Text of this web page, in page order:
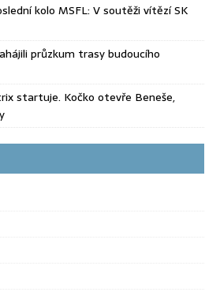
kolo MSFL: V soutěži vítězí SK
průzkum trasy budoucího
startuje. Kočko otevře Beneše,